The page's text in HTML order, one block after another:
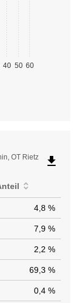
40 50 60
OT Rietz
file_download
4,8 %
7,9 %
2,2 %
69,3 %
0,4 %